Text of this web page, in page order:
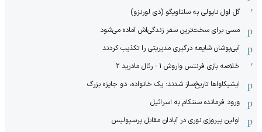
گل اول ناپولی به سلتاویگو (دی لورنزو)
مسی برای سخت‌ترین سفر زندگی‌اش آماده می‌شود
آبی‌پوشان شایعه درگیری مدیریتی را تکذیب کردند
خلاصه بازی فرنتس واروش 1 - رئال مادرید 2
ایشیکاوا‌ها تاریخ‌ساز شدند: یک خانواده، دو جایزه بزرگ
ورود فرمانده سنتکام به اسرائیل
اولین پیروزی نوری در آبادان مقابل پرسپولیس